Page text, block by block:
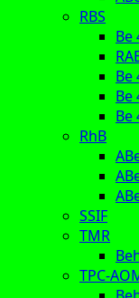
RBS
Be
Be
Be
Be
RhB
SSIF
TMR
TPC-